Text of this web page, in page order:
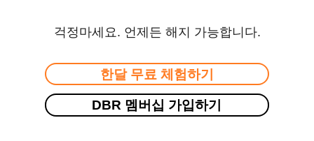
걱정마세요. 언제든 해지 가능합니다.
한달 무료 체험하기
DBR 멤버십 가입하기